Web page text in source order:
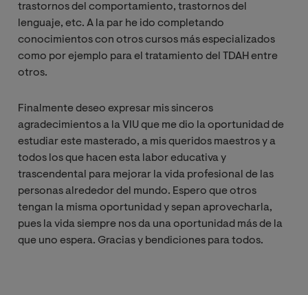
trastornos del comportamiento, trastornos del
lenguaje, etc. A la par he ido completando
conocimientos con otros cursos más especializados
como por ejemplo para el tratamiento del TDAH entre
otros.
Finalmente deseo expresar mis sinceros
agradecimientos a la VIU que me dio la oportunidad de
estudiar este masterado, a mis queridos maestros y a
todos los que hacen esta labor educativa y
trascendental para mejorar la vida profesional de las
personas alrededor del mundo. Espero que otros
tengan la misma oportunidad y sepan aprovecharla,
pues la vida siempre nos da una oportunidad más de la
que uno espera. Gracias y bendiciones para todos.